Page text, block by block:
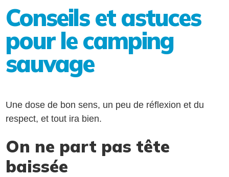
Conseils et astuces
pour le camping
sauvage
Une dose de bon sens, un peu de réflexion et du
respect, et tout ira bien.
On ne part pas tête
baissée